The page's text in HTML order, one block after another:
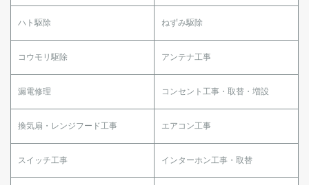
ハト駆除 ねずみ駆除
コウモリ駆除 アンテナ工事
漏電修理 コンセント工事・取替・増設
換気扇・レンジフード工事 エアコン工事
スイッチ工事 インターホン工事・取替